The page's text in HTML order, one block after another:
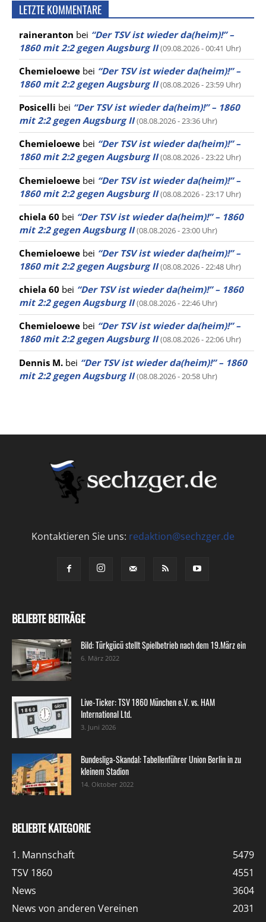
LETZTE KOMMENTARE
raineranton bei “Der TSV ist wieder da(heim)!” –
1860 mit 2:2 gegen Augsburg II (09.08.2026 - 00:41 Uhr)
Chemieloewe bei “Der TSV ist wieder da(heim)!” –
1860 mit 2:2 gegen Augsburg II (08.08.2026 - 23:59 Uhr)
Posicelli bei “Der TSV ist wieder da(heim)!” – 1860
mit 2:2 gegen Augsburg II (08.08.2026 - 23:36 Uhr)
Chemieloewe bei “Der TSV ist wieder da(heim)!” –
1860 mit 2:2 gegen Augsburg II (08.08.2026 - 23:22 Uhr)
Chemieloewe bei “Der TSV ist wieder da(heim)!” –
1860 mit 2:2 gegen Augsburg II (08.08.2026 - 23:17 Uhr)
chiela 60 bei “Der TSV ist wieder da(heim)!” – 1860
mit 2:2 gegen Augsburg II (08.08.2026 - 23:00 Uhr)
Chemieloewe bei “Der TSV ist wieder da(heim)!” –
1860 mit 2:2 gegen Augsburg II (08.08.2026 - 22:48 Uhr)
chiela 60 bei “Der TSV ist wieder da(heim)!” – 1860
mit 2:2 gegen Augsburg II (08.08.2026 - 22:46 Uhr)
Chemieloewe bei “Der TSV ist wieder da(heim)!” –
1860 mit 2:2 gegen Augsburg II (08.08.2026 - 22:06 Uhr)
Dennis M. bei “Der TSV ist wieder da(heim)!” – 1860
mit 2:2 gegen Augsburg II (08.08.2026 - 20:58 Uhr)
Kontaktieren Sie uns: redaktion@sechzger.de
BELIEBTE BEITRÄGE
Bild: Türkgücü stellt Spielbetrieb nach dem 19.März ein
6. März 2022
Live-Ticker: TSV 1860 München e.V. vs. HAM
International Ltd.
3. Juni 2026
Bundesliga-Skandal: Tabellenführer Union Berlin in zu
kleinem Stadion
14. Oktober 2022
BELIEBTE KATEGORIE
1. Mannschaft
5479
TSV 1860
4551
News
3604
News von anderen Vereinen
2031